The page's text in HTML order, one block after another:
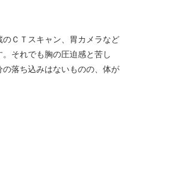
ＣＴスキャン、胃カメラなど
それでも胸の圧迫感と苦し
落ち込みはないものの、体が